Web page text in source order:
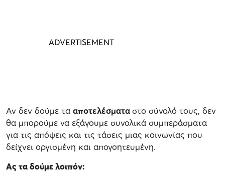
Αν δεν δούμε τα αποτελέσματαστο σύνολό τους, δεν
θα μπορούμε να εξάγουμε συνολικά συμπεράσματα
για τις απόψεις και τις τάσεις μιας κοινωνίας που
δείχνει οργισμένη και απογοητευμένη.
Ας τα δούμε λοιπόν: